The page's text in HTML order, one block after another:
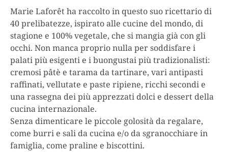
Marie Laforêt ha raccolto in questo suo ricettario di
40 prelibatezze, ispirato alle cucine del mondo, di
stagione e 100% vegetale, che si mangia già con gli
occhi. Non manca proprio nulla per soddisfare i
palati più esigenti e i buongustai più tradizionalisti:
cremosi pâtè e tarama da tartinare, vari antipasti
raffinati, vellutate e paste ripiene, ricchi secondi e
una rassegna dei più apprezzati dolci e dessert della
cucina internazionale.
Senza dimenticare le piccole golosità da regalare,
come burri e sali da cucina e/o da sgranocchiare in
famiglia, come praline e biscottini.